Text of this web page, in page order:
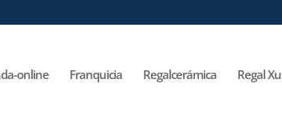
online Franquicia Regalcerámica Regal